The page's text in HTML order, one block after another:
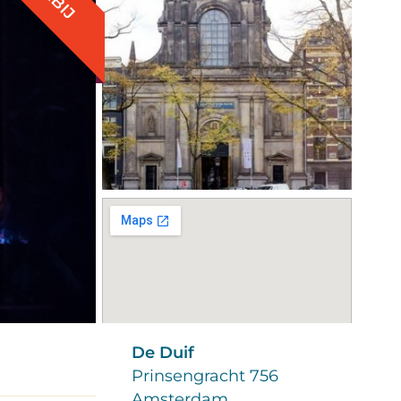
De Duif
Prinsengracht 756